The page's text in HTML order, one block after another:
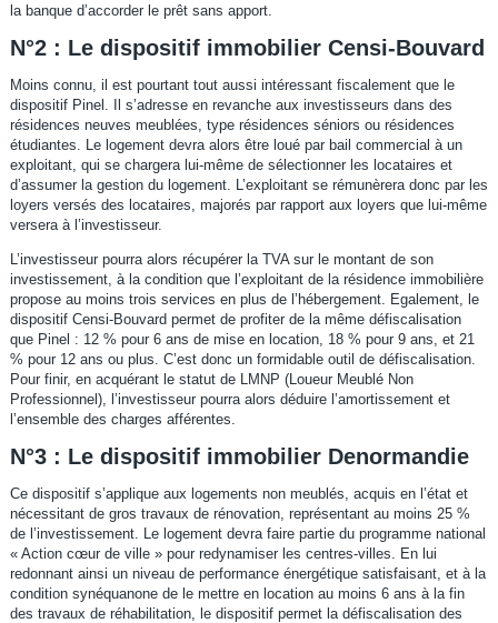
la banque d’accorder le prêt sans apport.
N°2 : Le dispositif immobilier Censi-Bouvard
Moins connu, il est pourtant tout aussi intéressant fiscalement que le
dispositif Pinel. Il s’adresse en revanche aux investisseurs dans des
résidences neuves meublées, type résidences séniors ou résidences
étudiantes. Le logement devra alors être loué par bail commercial à un
exploitant, qui se chargera lui-même de sélectionner les locataires et
d’assumer la gestion du logement. L’exploitant se rémunèrera donc par les
loyers versés des locataires, majorés par rapport aux loyers que lui-même
versera à l’investisseur.
L’investisseur pourra alors récupérer la TVA sur le montant de son
investissement, à la condition que l’exploitant de la résidence immobilière
propose au moins trois services en plus de l’hébergement. Egalement, le
dispositif Censi-Bouvard permet de profiter de la même défiscalisation
que Pinel : 12 % pour 6 ans de mise en location, 18 % pour 9 ans, et 21
% pour 12 ans ou plus. C’est donc un formidable outil de défiscalisation.
Pour finir, en acquérant le statut de LMNP (Loueur Meublé Non
Professionnel), l’investisseur pourra alors déduire l’amortissement et
l’ensemble des charges afférentes.
N°3 : Le dispositif immobilier Denormandie
Ce dispositif s’applique aux logements non meublés, acquis en l’état et
nécessitant de gros travaux de rénovation, représentant au moins 25 %
de l’investissement. Le logement devra faire partie du programme national
« Action cœur de ville » pour redynamiser les centres-villes. En lui
redonnant ainsi un niveau de performance énergétique satisfaisant, et à la
condition synéquanone de le mettre en location au moins 6 ans à la fin
des travaux de réhabilitation, le dispositif permet la défiscalisation des